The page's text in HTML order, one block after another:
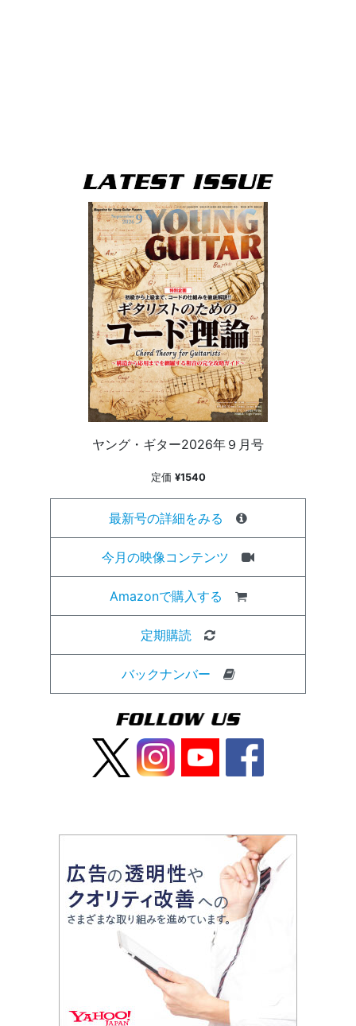
ヤング・ギター2026年９月号
定価 ¥1540
最新号の詳細をみる
今月の映像コンテンツ
Amazonで購入する
定期購読
バックナンバー